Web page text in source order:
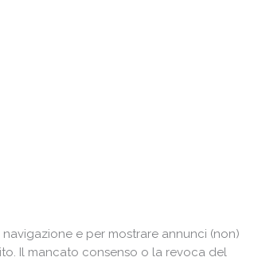
e per mostrare annunci (non)
Il mancato consenso o la revoca del